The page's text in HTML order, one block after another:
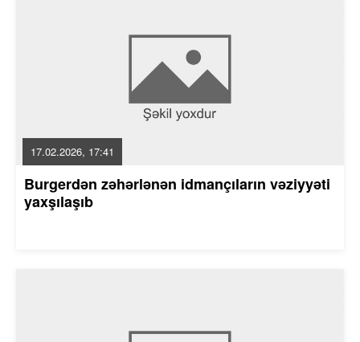
17.02.2026, 17:41
Burgerdən zəhərlənən idmançıların vəziyyəti
yaxşılaşıb